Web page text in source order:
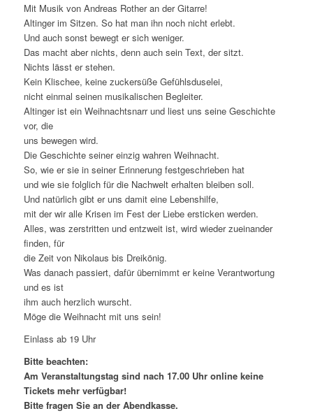
Mit Musik von Andreas Rother an der Gitarre!
Altinger im Sitzen. So hat man ihn noch nicht erlebt.
Und auch sonst bewegt er sich weniger.
Das macht aber nichts, denn auch sein Text, der sitzt.
Nichts lässt er stehen.
Kein Klischee, keine zuckersüße Gefühlsduselei,
nicht einmal seinen musikalischen Begleiter.
Altinger ist ein Weihnachtsnarr und liest uns seine Geschichte
vor, die
uns bewegen wird.
Die Geschichte seiner einzig wahren Weihnacht.
So, wie er sie in seiner Erinnerung festgeschrieben hat
und wie sie folglich für die Nachwelt erhalten bleiben soll.
Und natürlich gibt er uns damit eine Lebenshilfe,
mit der wir alle Krisen im Fest der Liebe ersticken werden.
Alles, was zerstritten und entzweit ist, wird wieder zueinander
finden, für
die Zeit von Nikolaus bis Dreikönig.
Was danach passiert, dafür übernimmt er keine Verantwortung
und es ist
ihm auch herzlich wurscht.
Möge die Weihnacht mit uns sein!
Einlass ab 19 Uhr
Bitte beachten:
Am Veranstaltungstag sind nach 17.00 Uhr online keine
Tickets mehr verfügbar!
Bitte fragen Sie an der Abendkasse.